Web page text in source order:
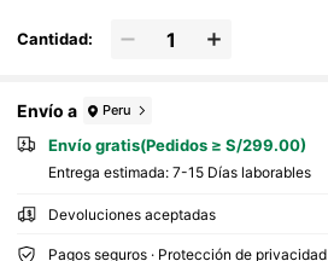
Cantidad:
Envío a Peru
Envío gratis(Pedidos ≥ S/299.00)
Entrega estimada: 7-15 Días laborables
Devoluciones aceptadas
Pagos seguros · Protección de privacidad